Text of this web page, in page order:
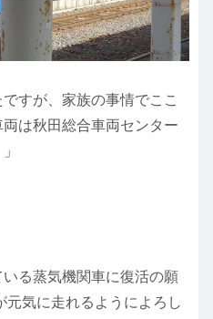
すが、家族の事情でここ
は秋田総合車両センター
る蒸気機関車に復活の願
元気に走れるようによろし